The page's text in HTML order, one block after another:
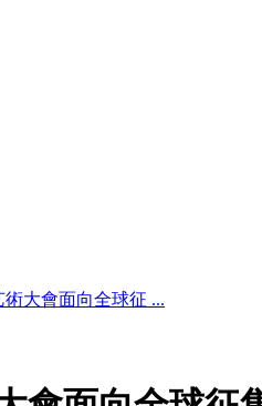
大會面向全球征 ...